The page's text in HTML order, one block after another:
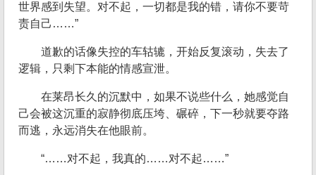
世界感到失望。对不起，一切都是我的错，请你不要苛
责自己……”
道歉的话像失控的车轱辘，开始反复滚动，失去了
逻辑，只剩下本能的情感宣泄。
在莱昂长久的沉默中，如果不说些什么，她感觉自
己会被这沉重的寂静彻底压垮、碾碎，下一秒就要夺路
而逃，永远消失在他眼前。
“……对不起，我真的……对不起……”